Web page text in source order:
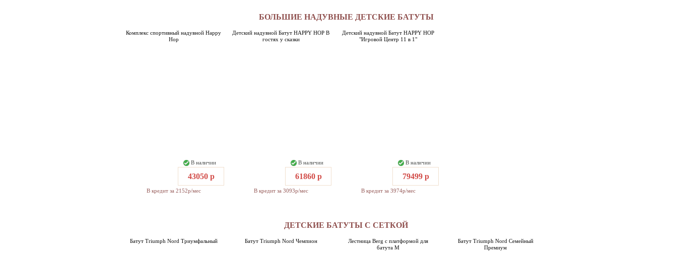
БОЛЬШИЕ НАДУВНЫЕ ДЕТСКИЕ БАТУТЫ
Комплекс спортивный надувной Happy
Hop
В наличии
43050 р
В кредит за 2152р/мес
Детский надувной Батут HAPPY HOP В
гостях у сказки
В наличии
61860 р
В кредит за 3093р/мес
Детский надувной Батут HAPPY HOP
"Игровой Центр 11 в 1"
В наличии
79499 р
В кредит за 3974р/мес
ДЕТСКИЕ БАТУТЫ С СЕТКОЙ
Батут Triumph Nord Триумфальный Батут Triumph Nord Чемпион
Лестница Berg с платформой для
батута M
Батут Triumph Nord Семейный
Премиум